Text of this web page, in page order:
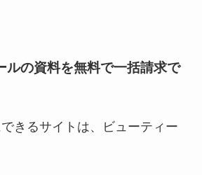
ルの資料を無料で一括請求で
きるサイトは、ビューティー